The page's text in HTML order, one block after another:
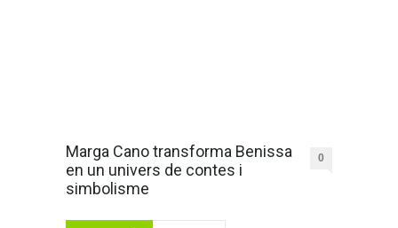
Marga Cano transforma Benissa
en un univers de contes i
simbolisme
0